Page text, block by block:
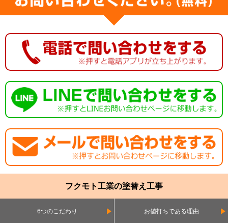
フクモト工業の塗替え工事
6つのこだわり お値打ちである理由